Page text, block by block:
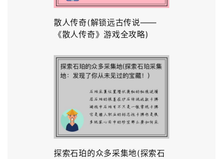
散人传奇(解锁远古传说——
《散人传奇》游戏全攻略)
探索石珀的众多采集地(探索石